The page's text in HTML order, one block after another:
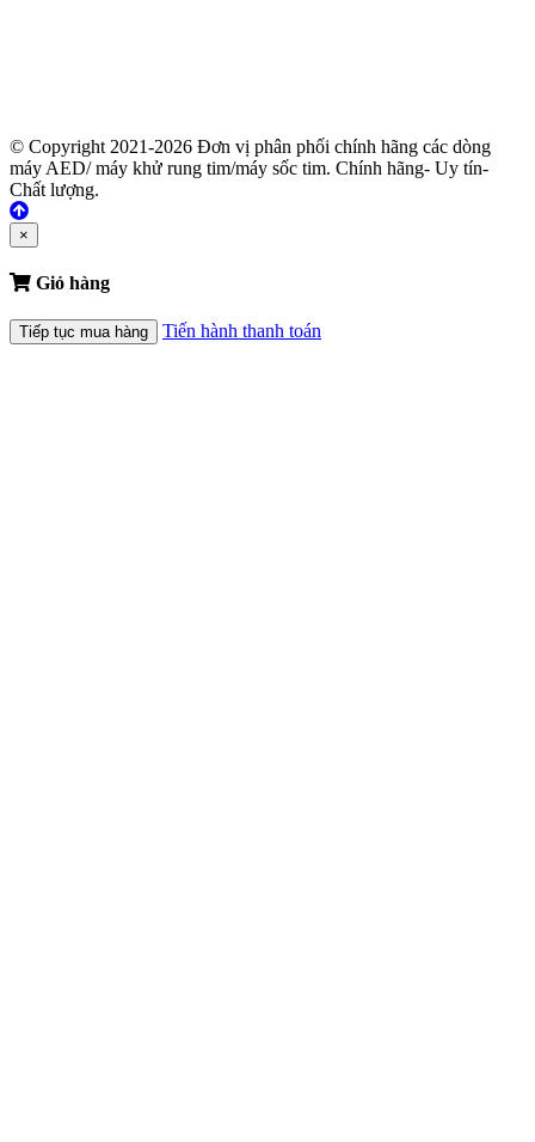
© Copyright 2021-2026 Đơn vị phân phối chính hãng các dòng
máy AED/ máy khử rung tim/máy sốc tim. Chính hãng- Uy tín-
Chất lượng.
×
Giỏ hàng
Tiếp tục mua hàng Tiến hành thanh toán